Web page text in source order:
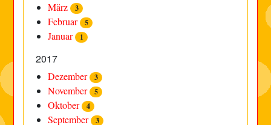
März 3
Februar 5
Januar 1
2017
Dezember 3
November 5
Oktober 4
September 3